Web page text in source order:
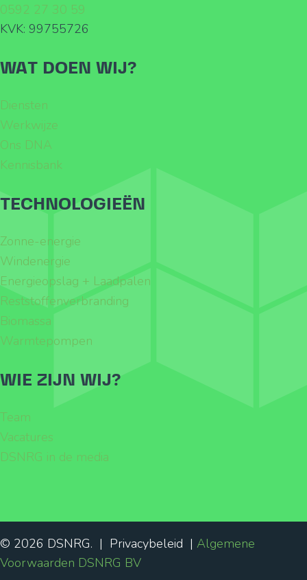
0592 27 30 59
KVK: 99755726
WAT DOEN WIJ?
Diensten
Werkwijze
Ons DNA
Kennisbank
TECHNOLOGIEËN
Zonne-energie
Windenergie
Energieopslag + Laadpalen
Reststoffenverbranding
Biomassa
Warmtepompen
WIE ZIJN WIJ?
Team
Vacatures
DSNRG in de media
© 2026 DSNRG. | Privacybeleid | Algemene
Voorwaarden DSNRG BV